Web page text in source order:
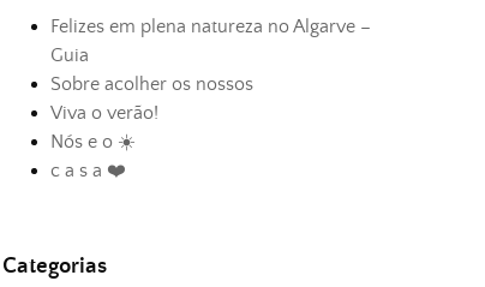
Felizes em plena natureza no Algarve –
Guia
Sobre acolher os nossos
Viva o verão!
Nós e o ☀️
c a s a ❤️
Categorias